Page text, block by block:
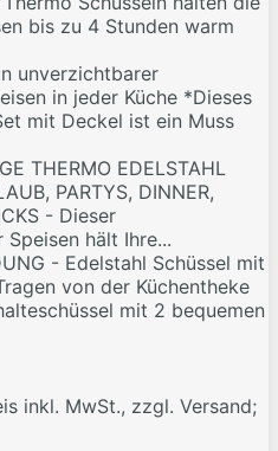
bis zu 4 Stunden warm
unverzichtbarer
in jeder Küche *Dieses
mit Deckel ist ein Muss
THERMO EDELSTAHL
PARTYS, DINNER,
- Dieser
hält Ihre...
- Edelstahl Schüssel mit
von der Küchentheke
mit 2 bequemen
inkl. MwSt., zzgl. Versand;